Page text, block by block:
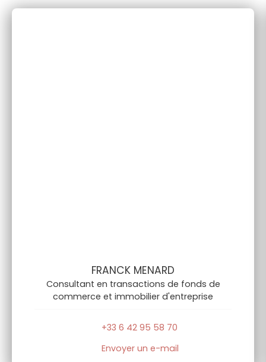
FRANCK MENARD
Consultant en transactions de fonds de
commerce et immobilier d'entreprise
+33 6 42 95 58 70
Envoyer un e-mail